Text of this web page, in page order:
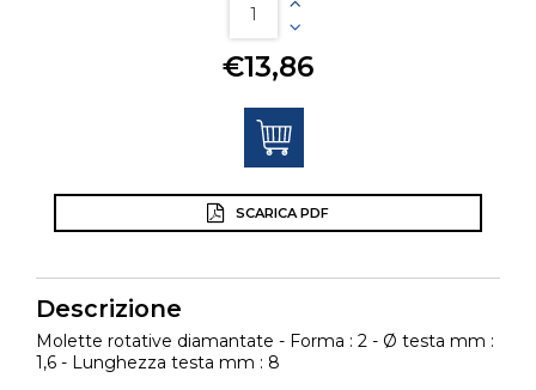
€13,86
SCARICA PDF
Descrizione
Molette rotative diamantate - Forma : 2 - Ø testa mm :
1,6 - Lunghezza testa mm : 8